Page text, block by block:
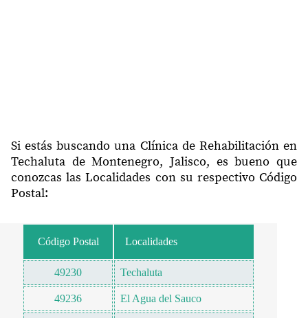
Si estás buscando una Clínica de Rehabilitación en
Techaluta de Montenegro, Jalisco, es bueno que
conozcas las Localidades con su respectivo Código
Postal:
Código Postal Localidades
49230 Techaluta
49236 El Agua del Sauco